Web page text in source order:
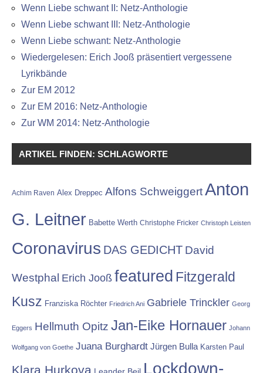
Wenn Liebe schwant II: Netz-Anthologie
Wenn Liebe schwant III: Netz-Anthologie
Wenn Liebe schwant: Netz-Anthologie
Wiedergelesen: Erich Jooß präsentiert vergessene
Lyrikbände
Zur EM 2012
Zur EM 2016: Netz-Anthologie
Zur WM 2014: Netz-Anthologie
ARTIKEL FINDEN: SCHLAGWORTE
Achim Raven Alex Dreppec Alfons SchweiggertAnton
G. Leitner Babette Werth Christophe Fricker Christoph Leisten
Coronavirus DAS GEDICHT David
Westphal Erich Jooß featured Fitzgerald
Kusz Franziska Röchter Friedrich Ani Gabriele Trinckler Georg
Eggers Hellmuth Opitz Jan-Eike Hornauer Johann
Wolfgang von Goethe Juana Burghardt Jürgen Bulla Karsten Paul
Klara Hurkova Leander Beil Lockdown-